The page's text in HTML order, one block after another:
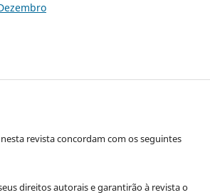
revista concordam com os seguintes
direitos autorais e garantirão à revista o